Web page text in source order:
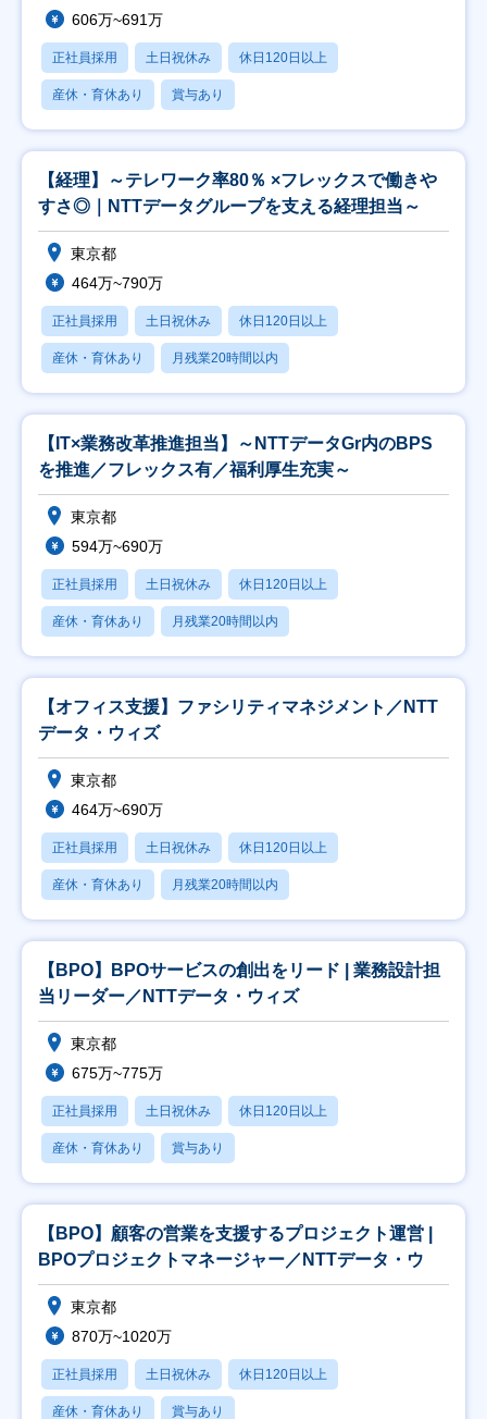
606万~691万
正社員採用 土日祝休み 休日120日以上
産休・育休あり 賞与あり
【経理】～テレワーク率80％ ×フレックスで働きや
すさ◎｜NTTデータグループを支える経理担当～
東京都
464万~790万
正社員採用 土日祝休み 休日120日以上
産休・育休あり 月残業20時間以内
【IT×業務改革推進担当】～NTTデータGr内のBPS
を推進／フレックス有／福利厚生充実～
東京都
594万~690万
正社員採用 土日祝休み 休日120日以上
産休・育休あり 月残業20時間以内
【オフィス支援】ファシリティマネジメント／NTT
データ・ウィズ
東京都
464万~690万
正社員採用 土日祝休み 休日120日以上
産休・育休あり 月残業20時間以内
【BPO】BPOサービスの創出をリード | 業務設計担
当リーダー／NTTデータ・ウィズ
東京都
675万~775万
正社員採用 土日祝休み 休日120日以上
産休・育休あり 賞与あり
【BPO】顧客の営業を支援するプロジェクト運営 |
BPOプロジェクトマネージャー／NTTデータ・ウ
東京都
870万~1020万
正社員採用 土日祝休み 休日120日以上
産休・育休あり 賞与あり